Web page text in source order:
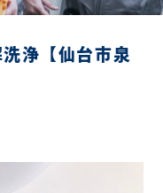
浄【仙台市泉